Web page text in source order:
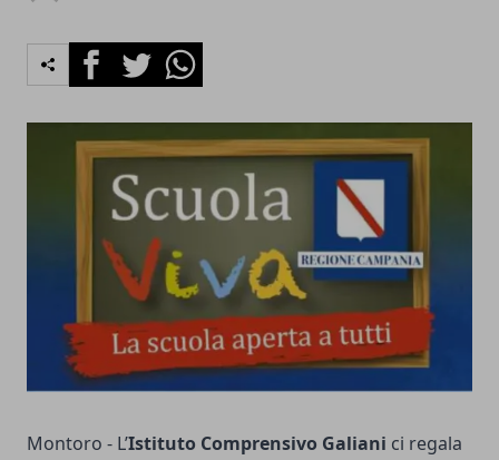
FacebookTwitterWhatsapp
Montoro - L’Istituto Comprensivo Galiani ci regala